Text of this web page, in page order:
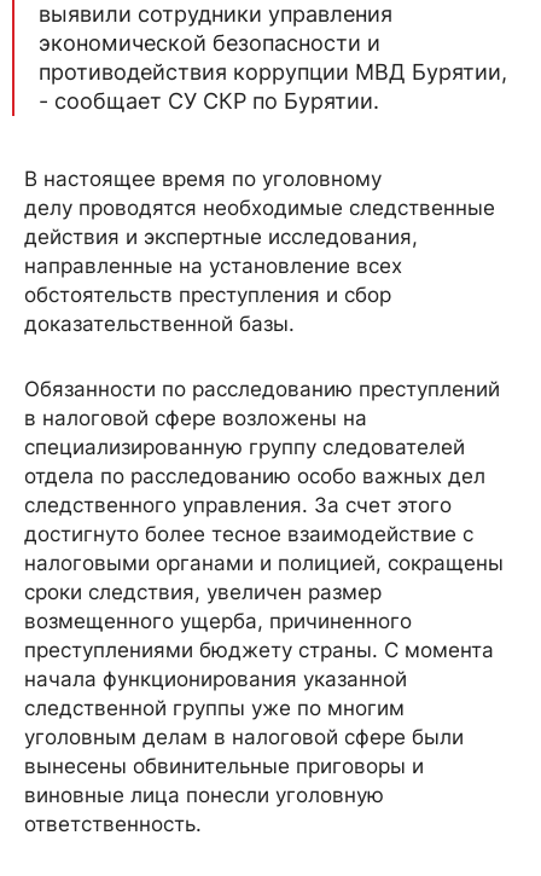
выявили сотрудники управления
экономической безопасности и
противодействия коррупции МВД Бурятии,
- сообщает СУ СКР по Бурятии.
В настоящее время по уголовному
делу проводятся необходимые следственные
действия и экспертные исследования,
направленные на установление всех
обстоятельств преступления и сбор
доказательственной базы.
Обязанности по расследованию преступлений
в налоговой сфере возложены на
специализированную группу следователей
отдела по расследованию особо важных дел
следственного управления. За счет этого
достигнуто более тесное взаимодействие с
налоговыми органами и полицией, сокращены
сроки следствия, увеличен размер
возмещенного ущерба, причиненного
преступлениями бюджету страны. С момента
начала функционирования указанной
следственной группы уже по многим
уголовным делам в налоговой сфере были
вынесены обвинительные приговоры и
виновные лица понесли уголовную
ответственность.